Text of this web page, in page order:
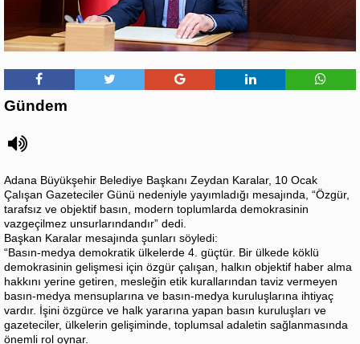
Gündem
Adana Büyükşehir Belediye Başkanı Zeydan Karalar, 10 Ocak
Çalışan Gazeteciler Günü nedeniyle yayımladığı mesajında, “Özgür,
tarafsız ve objektif basın, modern toplumlarda demokrasinin
vazgeçilmez unsurlarındandır” dedi.
Başkan Karalar mesajında şunları söyledi:
“Basın-medya demokratik ülkelerde 4. güçtür. Bir ülkede köklü
demokrasinin gelişmesi için özgür çalışan, halkın objektif haber alma
hakkını yerine getiren, mesleğin etik kurallarından taviz vermeyen
basın-medya mensuplarına ve basın-medya kuruluşlarına ihtiyaç
vardır. İşini özgürce ve halk yararına yapan basın kuruluşları ve
gazeteciler, ülkelerin gelişiminde, toplumsal adaletin sağlanmasında
önemli rol oynar.